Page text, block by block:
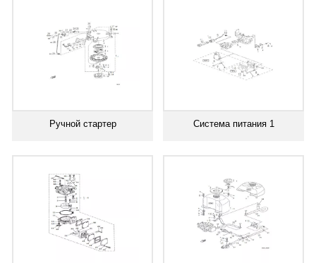
Ручной стартер Система питания 1